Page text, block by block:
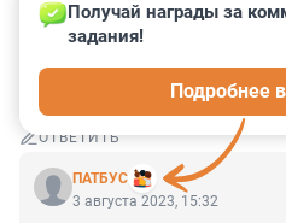
и 3 лет, теперь можно
точно такие же, чтобы через
взамен сгоревших! Браво
"проектировании Метро"
ОТВЕТИТЬ
ПАТБУС
Получай награды за
задания!
Подробнее
3 августа 2023, 15:32